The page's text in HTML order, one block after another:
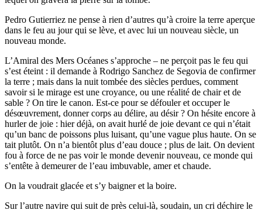
Pedro Gutierriez ne pense à rien d’autres qu’à croire la terre aperçue
dans le feu au jour qui se lève, et avec lui un nouveau siècle, un
nouveau monde.
L’Amiral des Mers Océanes s’approche – ne perçoit pas le feu qui
s’est éteint : il demande à Rodrigo Sanchez de Segovia de confirmer
la terre ; mais dans la nuit tombée des siècles perdues, comment
savoir si le mirage est une croyance, ou une réalité de chair et de
sable ? On tire le canon. Est-ce pour se défouler et occuper le
désœuvrement, donner corps au délire, au désir ? On hésite encore à
hurler de joie : hier déjà, on avait hurlé de joie devant ce qui n’était
qu’un banc de poissons plus luisant, qu’une vague plus haute. On se
tait plutôt. On n’a bientôt plus d’eau douce ; plus de lait. On devient
fou à force de ne pas voir le monde devenir nouveau, ce monde qui
s’entête à demeurer de l’eau imbuvable, amer et chaude.
On la voudrait glacée et s’y baigner et la boire.
Sur l’autre navire qui suit de près celui-là, soudain, un cri déchire le